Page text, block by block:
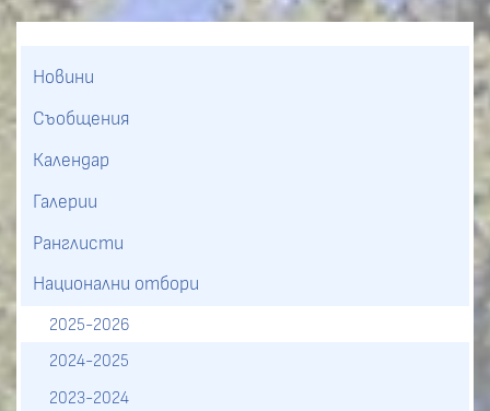
Новини
Съобщения
Календар
Галерии
Ранглисти
Национални отбори
2025-2026
2024-2025
2023-2024